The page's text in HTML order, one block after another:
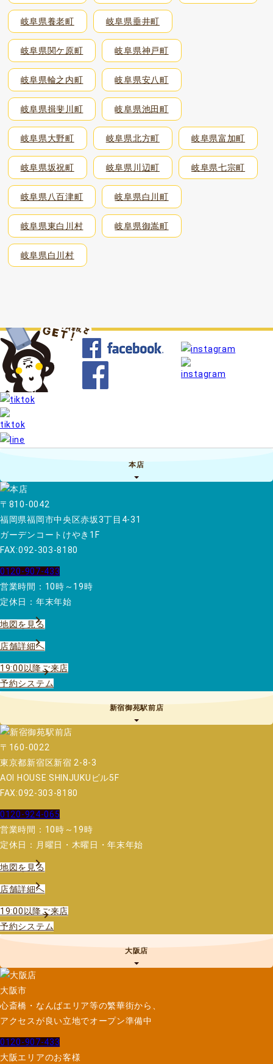
岐阜県養老町 岐阜県垂井町
岐阜県関ケ原町 岐阜県神戸町
岐阜県輪之内町 岐阜県安八町
岐阜県揖斐川町 岐阜県池田町
岐阜県大野町 岐阜県北方町 岐阜県富加町
岐阜県坂祝町 岐阜県川辺町 岐阜県七宗町
岐阜県八百津町 岐阜県白川町
岐阜県東白川村 岐阜県御嵩町
岐阜県白川村
本店
〒810-0042
福岡県福岡市中央区赤坂3丁目4-31
ガーデンコートけやき1F
FAX:092-303-8180
0120-907-433
営業時間：10時～19時
定休日：年末年始
地図を見る
店舗詳細へ
19:00以降ご来店
予約システム
新宿御苑駅前店
〒160-0022
東京都新宿区新宿 2-8-3
AOI HOUSE SHINJUKUビル5F
FAX:092-303-8180
0120-924-065
営業時間：10時～19時
定休日：月曜日・木曜日・年末年始
地図を見る
店舗詳細へ
19:00以降ご来店
予約システム
大阪店
大阪市
心斎橋・なんばエリア等の繁華街から、
アクセスが良い立地でオープン準備中
0120-907-433
大阪エリアのお客様